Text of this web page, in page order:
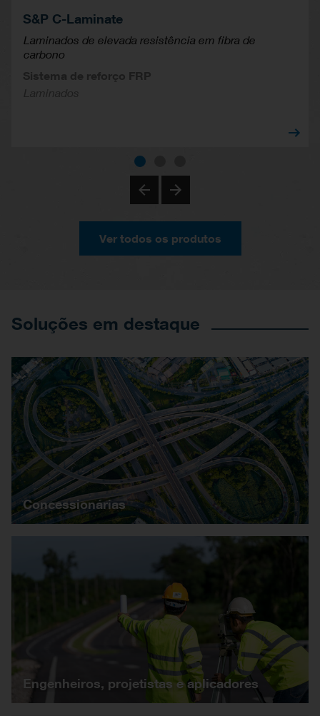
S&P C-Laminate
Laminados de elevada resistência em fibra de
carbono
Sistema de reforço FRP
Laminados
Ver todos os produtos
Soluções em destaque
Concessionárias
Engenheiros, projetistas e aplicadores